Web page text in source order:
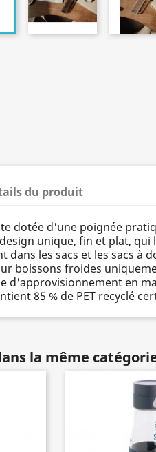
du produit
dotée d'une poignée
unique, fin et plat,
dans les sacs et les sacs à
boissons froides
d'approvisionnement en
85 % de PET recyclé
la même